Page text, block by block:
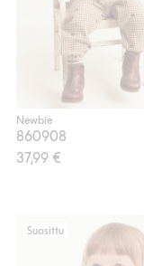
Newbie
860908
37,99 €
Suosittu